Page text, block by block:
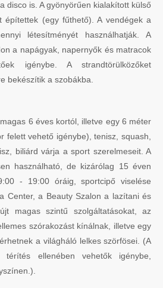
disco is. A gyönyörűen kialakított külső
építettek (egy fűthető). A vendégek a
létesítményét használhatják. A
a napágyak, napernyők és matracok
igénybe. A strandtörülközőket
bekészítik a szobákba.
6 éves kortól, illetve egy 6 méter
felett vehető igénybe), tenisz, squash,
biliárd várja a sport szerelmeseit. A
használható, de kizárólag 15 éven
- 19:00 óráig, sportcipő viselése
Center, a Beauty Szalon a lazítani és
magas szintű szolgáltatásokat, az
szórakozást kínálnak, illetve egy
a világháló lelkes szörfösei. (A
térítés ellenében vehetők igénybe,